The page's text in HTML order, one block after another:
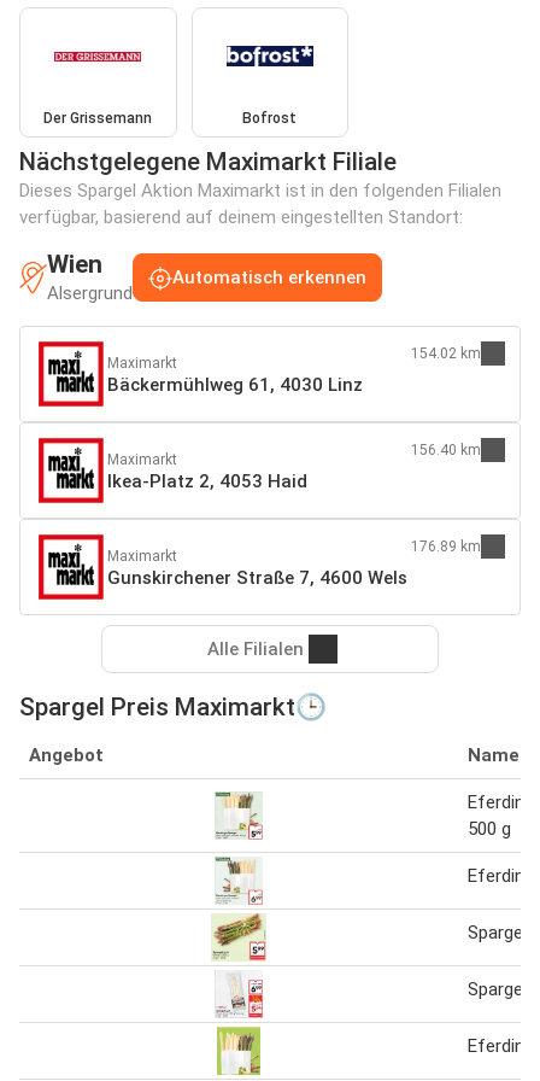
Der Grissemann Bofrost
Nächstgelegene Maximarkt Filiale
Dieses Spargel Aktion Maximarkt ist in den folgenden Filialen
verfügbar, basierend auf deinem eingestellten Standort:
Wien
Alsergrund
Automatisch erkennen
Maximarkt
Bäckermühlweg 61, 4030 Linz
154.02 km
Maximarkt
Ikea-Platz 2, 4053 Haid
156.40 km
Maximarkt
Gunskirchener Straße 7, 4600 Wels
176.89 km
Alle Filialen
Spargel Preis Maximarkt🕒
Angebot Name
500 g
Spargel
Spargel